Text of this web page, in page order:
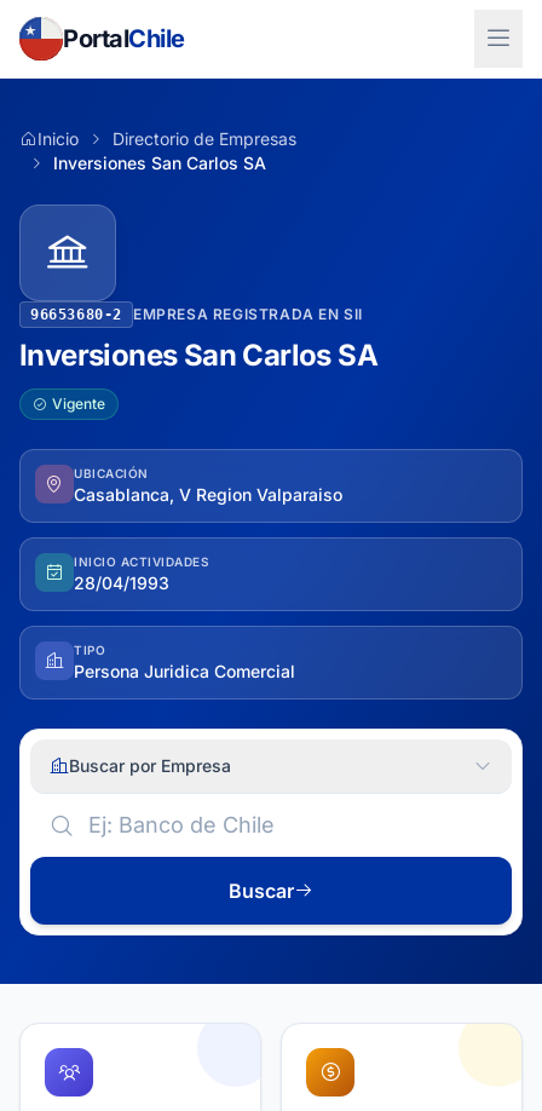
PortalChile
Inicio
Directorio de Empresas
Inversiones San Carlos SA
96653680-2 EMPRESA REGISTRADA EN SII
Inversiones San Carlos SA
Vigente
UBICACIÓN
Casablanca, V Region Valparaiso
INICIO ACTIVIDADES
28/04/1993
TIPO
Persona Juridica Comercial
Buscar por Empresa
Buscar